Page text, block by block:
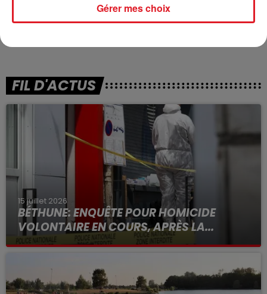
Noeux-les-Mines,
Saint-Martin-au-Laërt.
FIL D'ACTUS
15 juillet 2026
BÉTHUNE: ENQUÊTE POUR HOMICIDE
VOLONTAIRE EN COURS, APRÈS LA...
Selon les premiers éléments, le logement servait
Gérer mes choix